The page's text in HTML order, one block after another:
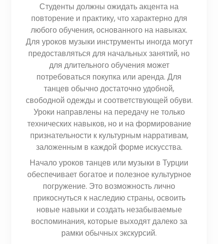
Студенты должны ожидать акцента на
повторение и практику, что характерно для
любого обучения, основанного на навыках.
Для уроков музыки инструменты иногда могут
предоставляться для начальных занятий, но
для длительного обучения может
потребоваться покупка или аренда. Для
танцев обычно достаточно удобной,
свободной одежды и соответствующей обуви.
Уроки направлены на передачу не только
технических навыков, но и на формирование
признательности к культурным нарративам,
заложенным в каждой форме искусства.
Начало уроков танцев или музыки в Турции
обеспечивает богатое и полезное культурное
погружение. Это возможность лично
прикоснуться к наследию страны, освоить
новые навыки и создать незабываемые
воспоминания, которые выходят далеко за
рамки обычных экскурсий.